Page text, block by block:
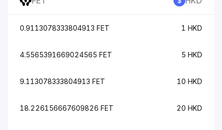
0.9113078333804913 FET 1 HKD
4.5565391669024565 FET 5 HKD
9.113078333804913 FET 10 HKD
18.226156667609826 FET 20 HKD